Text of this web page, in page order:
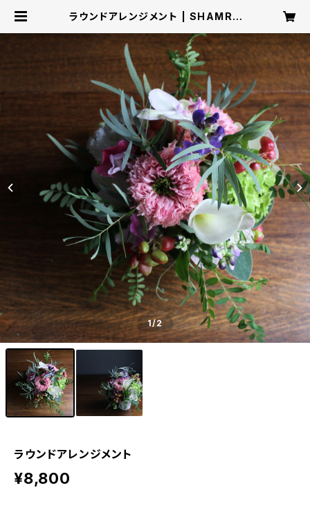
ラウンドアレンジメント | SHAMRO
1/2
ラウンドアレンジメント
¥8,800